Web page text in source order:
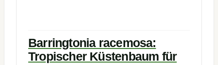
Barringtonia racemosa:
Tropischer Küstenbaum für